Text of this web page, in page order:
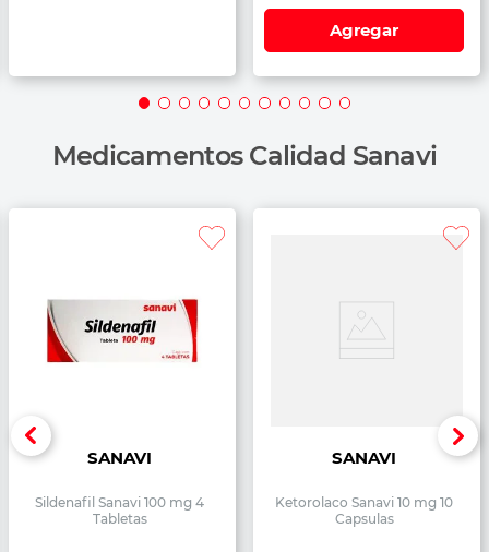
Agregar
Medicamentos Calidad Sanavi
SANAVI
Sildenafil Sanavi 100 mg 4
Tabletas
SANAVI
Ketorolaco Sanavi 10 mg 10
Capsulas